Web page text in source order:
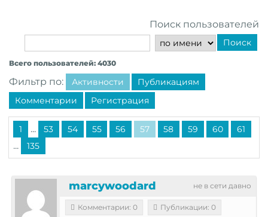
Поиск пользователей
Поиск
Всего пользователей: 4030
Фильтр по: Активности
Публикациям
Комментарии
Регистрация
1 ... 53 54 55 56 57 58 59 60 61
... 135
не в сети давно
marcywoodard
Комментарии: 0 Публикации: 0